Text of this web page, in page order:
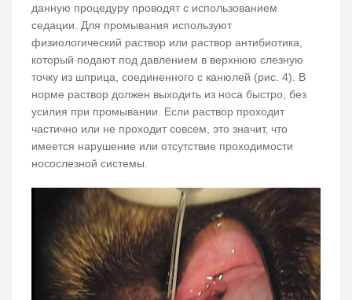
данную процедуру проводят с использованием
седации. Для промывания используют
физиологический раствор или раствор антибиотика,
который подают под давлением в верхнюю слезную
точку из шприца, соединенного с канюлей (рис. 4). В
норме раствор должен выходить из носа быстро, без
усилия при промывании. Если раствор проходит
частично или не проходит совсем, это значит, что
имеется нарушение или отсутствие проходимости
носослезной системы.